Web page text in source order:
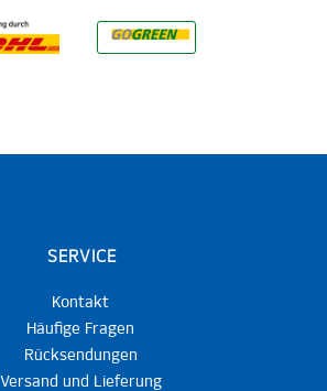
SERVICE
Kontakt
Häufige Fragen
Rücksendungen
Versand und Lieferung